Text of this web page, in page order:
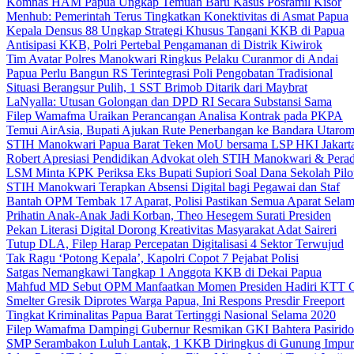
Menhub: Pemerintah Terus Tingkatkan Konektivitas di Asmat Papua
Kepala Densus 88 Ungkap Strategi Khusus Tangani KKB di Papua
Antisipasi KKB, Polri Pertebal Pengamanan di Distrik Kiwirok
Tim Avatar Polres Manokwari Ringkus Pelaku Curanmor di Andai
Papua Perlu Bangun RS Terintegrasi Poli Pengobatan Tradisional
Situasi Berangsur Pulih, 1 SST Brimob Ditarik dari Maybrat
LaNyalla: Utusan Golongan dan DPD RI Secara Substansi Sama
Filep Wamafma Uraikan Perancangan Analisa Kontrak pada PKPA
Temui AirAsia, Bupati Ajukan Rute Penerbangan ke Bandara Utarom
STIH Manokwari Papua Barat Teken MoU bersama LSP HKI
Robert Apresiasi Pendidikan Advokat oleh STIH Manokwari &
LSM Minta KPK Periksa Eks Bupati Supiori Soal Dana Sekolah
STIH Manokwari Terapkan Absensi Digital bagi Pegawai dan Staf
Bantah OPM Tembak 17 Aparat, Polisi Pastikan Semua Aparat
Prihatin Anak-Anak Jadi Korban, Theo Hesegem Surati Presiden
Pekan Literasi Digital Dorong Kreativitas Masyarakat Adat Saireri
Tutup DLA, Filep Harap Percepatan Digitalisasi 4 Sektor Terwujud
Tak Ragu ‘Potong Kepala’, Kapolri Copot 7 Pejabat Polisi
Satgas Nemangkawi Tangkap 1 Anggota KKB di Dekai Papua
Mahfud MD Sebut OPM Manfaatkan Momen Presiden Hadiri KTT
Smelter Gresik Diprotes Warga Papua, Ini Respons Presdir Freeport
Tingkat Kriminalitas Papua Barat Tertinggi Nasional Selama 2020
Filep Wamafma Dampingi Gubernur Resmikan GKI Bahtera Pasirido
SMP Serambakon Luluh Lantak, 1 KKB Diringkus di Gunung